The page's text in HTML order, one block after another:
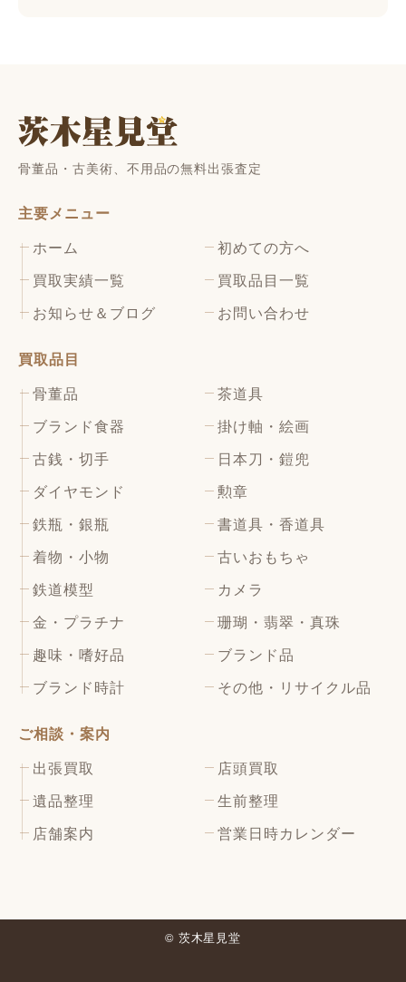
骨董品・古美術、不用品の無料出張査定
主要メニュー
ホーム 初めての方へ
買取実績一覧 買取品目一覧
お知らせ＆ブログ お問い合わせ
買取品目
骨董品 茶道具
ブランド食器 掛け軸・絵画
古銭・切手 日本刀・鎧兜
ダイヤモンド 勲章
鉄瓶・銀瓶 書道具・香道具
着物・小物 古いおもちゃ
鉄道模型 カメラ
金・プラチナ 珊瑚・翡翠・真珠
趣味・嗜好品 ブランド品
ブランド時計 その他・リサイクル品
ご相談・案内
出張買取 店頭買取
遺品整理 生前整理
店舗案内 営業日時カレンダー
© 茨木星見堂